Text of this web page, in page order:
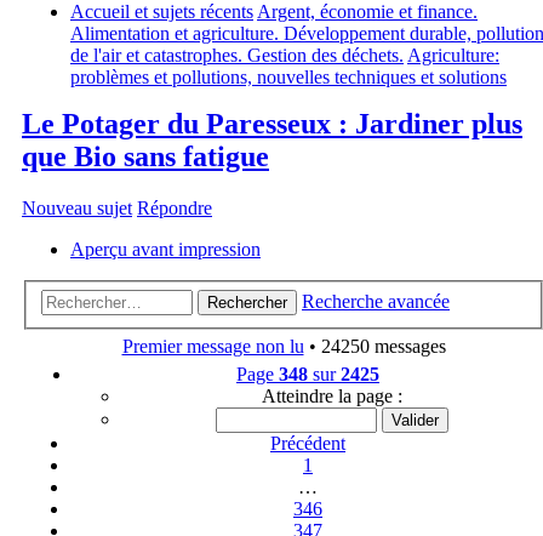
Accueil et sujets récentsArgent, économie et finance.
Alimentation et agriculture. Développement durable, pollution
de l'air et catastrophes. Gestion des déchets. Agriculture:
problèmes et pollutions, nouvelles techniques et solutions
Le Potager du Paresseux : Jardiner plus
que Bio sans fatigue
Nouveau sujet Répondre
Aperçu avant impression
Rechercher Recherche avancée
Premier message non lu • 24250 messages
Page 348 sur2425
Atteindre la page :
Précédent
1
…
346
347